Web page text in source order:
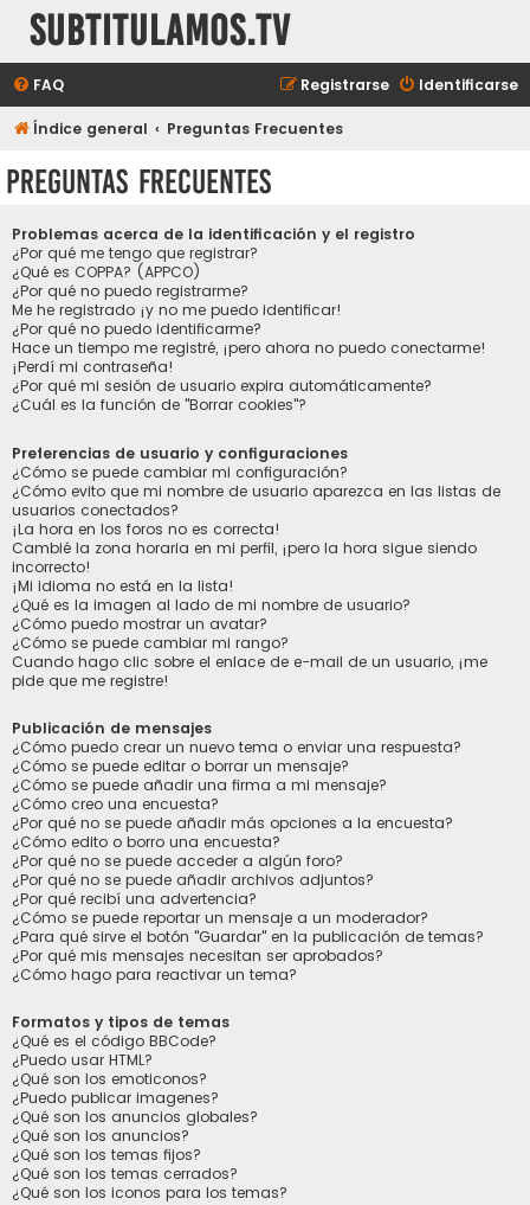
subtitulamos.tv
FAQ Identificarse
Registrarse
Índice general Preguntas Frecuentes
Preguntas Frecuentes
Problemas acerca de la identificación y el registro
¿Por qué me tengo que registrar?
¿Qué es COPPA? (APPCO)
¿Por qué no puedo registrarme?
Me he registrado ¡y no me puedo identificar!
¿Por qué no puedo identificarme?
Hace un tiempo me registré, ¡pero ahora no puedo conectarme!
¡Perdí mi contraseña!
¿Por qué mi sesión de usuario expira automáticamente?
¿Cuál es la función de "Borrar cookies"?
Preferencias de usuario y configuraciones
¿Cómo se puede cambiar mi configuración?
¿Cómo evito que mi nombre de usuario aparezca en las listas de
usuarios conectados?
¡La hora en los foros no es correcta!
Cambié la zona horaria en mi perfil, ¡pero la hora sigue siendo
incorrecto!
¡Mi idioma no está en la lista!
¿Qué es la imagen al lado de mi nombre de usuario?
¿Cómo puedo mostrar un avatar?
¿Cómo se puede cambiar mi rango?
Cuando hago clic sobre el enlace de e-mail de un usuario, ¡me
pide que me registre!
Publicación de mensajes
¿Cómo puedo crear un nuevo tema o enviar una respuesta?
¿Cómo se puede editar o borrar un mensaje?
¿Cómo se puede añadir una firma a mi mensaje?
¿Cómo creo una encuesta?
¿Por qué no se puede añadir más opciones a la encuesta?
¿Cómo edito o borro una encuesta?
¿Por qué no se puede acceder a algún foro?
¿Por qué no se puede añadir archivos adjuntos?
¿Por qué recibí una advertencia?
¿Cómo se puede reportar un mensaje a un moderador?
¿Para qué sirve el botón "Guardar" en la publicación de temas?
¿Por qué mis mensajes necesitan ser aprobados?
¿Cómo hago para reactivar un tema?
Formatos y tipos de temas
¿Qué es el código BBCode?
¿Puedo usar HTML?
¿Qué son los emoticonos?
¿Puedo publicar imagenes?
¿Qué son los anuncios globales?
¿Qué son los anuncios?
¿Qué son los temas fijos?
¿Qué son los temas cerrados?
¿Qué son los iconos para los temas?